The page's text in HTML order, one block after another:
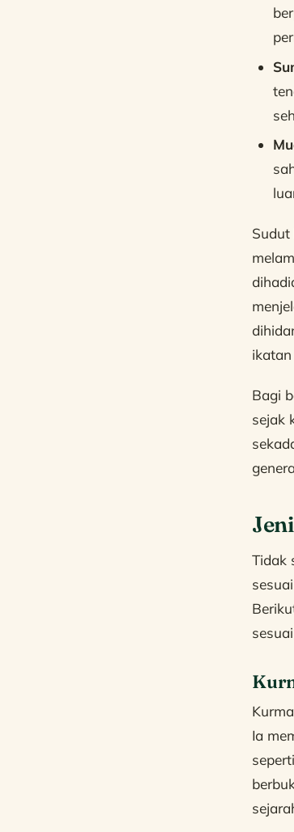
Sudut
Bagi
sejak
Tidak
Ia